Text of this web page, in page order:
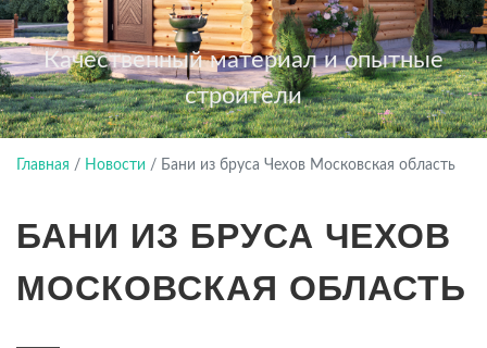
Качественный материал и опытные
строители
Главная / Новости / Бани из бруса Чехов Московская область
БАНИ ИЗ БРУСА ЧЕХОВ
МОСКОВСКАЯ ОБЛАСТЬ